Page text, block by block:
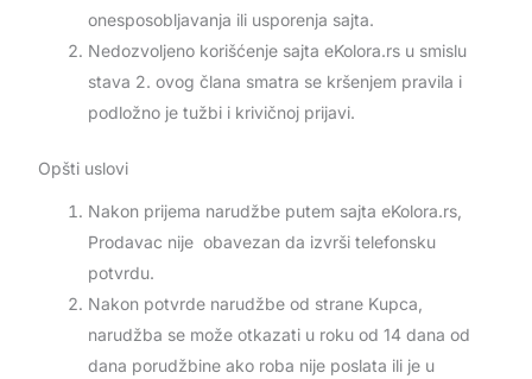
onesposobljavanja ili usporenja sajta.
Nedozvoljeno korišćenje sajta eKolora.rs u smislu
stava 2. ovog člana smatra se kršenjem pravila i
podložno je tužbi i krivičnoj prijavi.
Opšti uslovi
Nakon prijema narudžbe putem sajta eKolora.rs,
Prodavac nije obavezan da izvrši telefonsku
potvrdu.
Nakon potvrde narudžbe od strane Kupca,
narudžba se može otkazati u roku od 14 dana od
dana porudžbine ako roba nije poslata ili je u